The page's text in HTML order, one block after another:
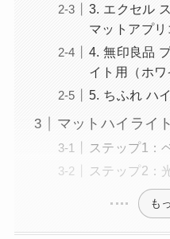
3. エクセル
マットアプリ
4. 無印良品
イト用（ホワ
5. ちふれ ハ
マットハイライ
ステップ1：
ステップ2：
も